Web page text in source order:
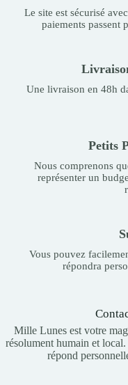
Le site est sécurisé
paiements passent
Une livraison en 48h
Petits
Nous comprenons
représenter un
Vous pouvez
répondra
Mille Lunes est votre
résolument humain et
répond